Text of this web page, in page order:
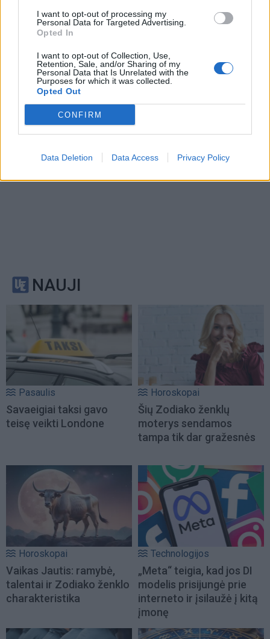
I want to opt-out of processing my
Personal Data for Targeted Advertising.
Opted In
I want to opt-out of Collection, Use,
Retention, Sale, and/or Sharing of my
Personal Data that Is Unrelated with the
Purposes for which it was collected.
Opted Out
CONFIRM
Data Deletion Data Access Privacy Policy
Naujo būsto rinką
architektūrinės idėjos
(10)
NAUJI
Pasaulis
Savaeigiai taksi gavo
teisę veikti Londone
Horoskopai
Šių Zodiako ženklų
moterys sendamos
tampa tik dar gražesnės
Horoskopai
Vaikas Jautis: ramybė,
talentai ir Zodiako ženklo
charakteristika
Technologijos
„Meta“ teigia, kad jos DI
modelis prisijungė prie
interneto ir įsilaužė į kitą
įmonę